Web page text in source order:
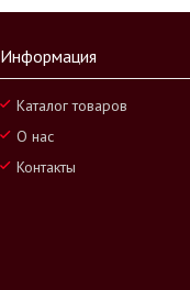
Информация
Каталог товаров
О нас
Контакты